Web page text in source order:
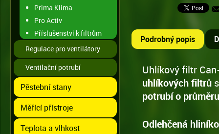
Prima Klima
Pro Activ
Příslušenství k filtrům
Regulace pro ventilátory
Ventilační potrubí
Pěstební stany
Měřící přístroje
Teplota a vlhkost
Podrobný popis
Uhlíkový filtr
uhlíkovýchfiltrů
potrubí o
Odlehčená